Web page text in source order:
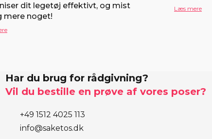
dit legetøj effektivt, og mist
mere noget!
Læs mere
Har du brug for rådgivning?
Vil du bestille en prøve af vores poser?
+49 1512 4025 113
info@saketos.dk